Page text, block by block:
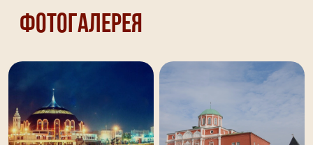
Фотогалерея